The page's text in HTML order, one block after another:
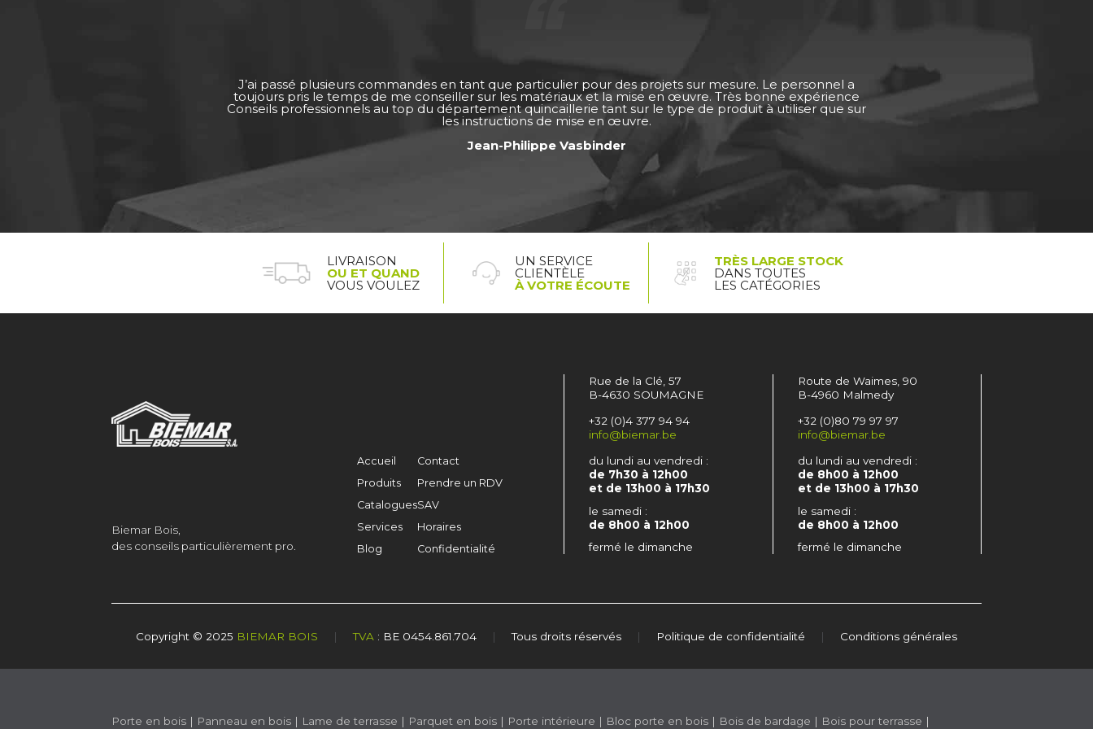
J’ai passé plusieurs commandes en tant que particulier pour des projets sur mesure. Le personnel a
toujours pris le temps de me conseiller sur les matériaux et la mise en œuvre. Très bonne expérience
Conseils professionnels au top du département quincaillerie tant sur le type de produit à utiliser que sur
les instructions de mise en œuvre.
Jean-Philippe Vasbinder
LIVRAISON
OU ET QUAND
VOUS VOULEZ
UN SERVICE
CLIENTÈLE
À VOTRE ÉCOUTE
TRÈS LARGE STOCK
DANS TOUTES
LES CATÉGORIES
Biemar Bois,
des conseils particulièrement pro.
Accueil
Produits
Catalogues
Services
Blog
Contact
Prendre un RDV
SAV
Horaires
Confidentialité
Rue de la Clé, 57
B-4630 SOUMAGNE
+32 (0)4 377 94 94
info@biemar.be
du lundi au vendredi :
de 7h30 à 12h00
et de 13h00 à 17h30
le samedi :
de 8h00 à 12h00
fermé le dimanche
Route de Waimes, 90
B-4960 Malmedy
+32 (0)80 79 97 97
info@biemar.be
du lundi au vendredi :
de 8h00 à 12h00
et de 13h00 à 17h30
le samedi :
de 8h00 à 12h00
fermé le dimanche
Copyright © 2025 BIEMAR BOIS | TVA : BE 0454.861.704 | Tous droits réservés | Politique de confidentialité | Conditions générales
Porte en bois | Panneau en bois | Lame de terrasse | Parquet en bois | Porte intérieure | Bloc porte en bois | Bois de bardage | Bois pour terrasse |